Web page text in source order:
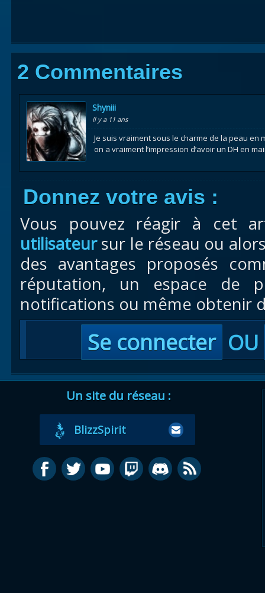
2 Commentaires
Shyniii
Il y a 11 ans
Je suis vraiment sous le charme de la peau en
on a vraiment l’impression d’avoir un DH en
Donnez votre avis :
Vous pouvez réagir à cet
utilisateursur le réseau ou
des avantages proposés
réputation, un espace de
notifications ou même obtenir
Se connecter OU
Un site du réseau :
BlizzSpirit